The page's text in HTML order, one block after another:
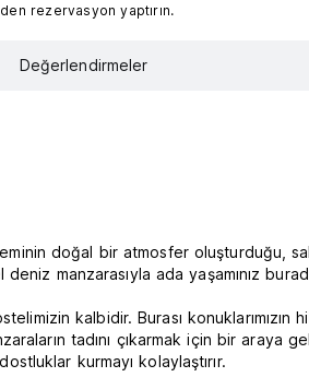
rezervasyon yaptırın.
Değerlendirmeler
doğal bir atmosfer oluşturduğu,
manzarasıyla ada yaşamınız
kalbidir. Burası
tadını çıkarmak için bir araya
kurmayı kolaylaştırır.